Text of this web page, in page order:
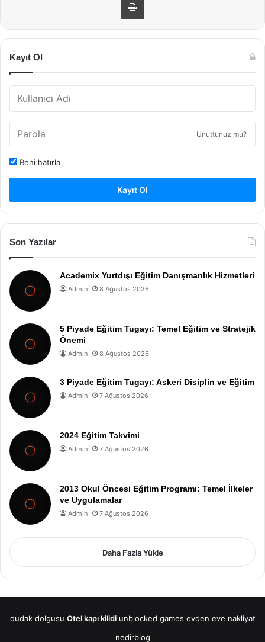
Kayıt Ol
Unuttunuz mu?
Beni hatırla
Kayıt Ol
Son Yazılar
Academix Yurtdışı Eğitim Danışmanlık Hizmetleri
Admin 8 Ağustos 2026
5 Piyade Eğitim Tugayı: Temel Eğitim ve Stratejik
Önemi
Admin 8 Ağustos 2026
3 Piyade Eğitim Tugayı: Askeri Disiplin ve Eğitim
Admin 7 Ağustos 2026
2024 Eğitim Takvimi
Admin 7 Ağustos 2026
2013 Okul Öncesi Eğitim Programı: Temel İlkeler
ve Uygulamalar
Admin 7 Ağustos 2026
Daha Fazla Yükle
dudak dolgusu Otel kapı kilidi unblocked games evden eve nakliyat
nedirblog